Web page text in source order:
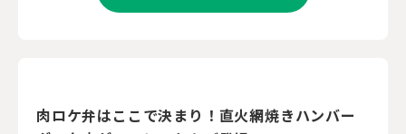
肉ロケ弁はここで決まり！直火網焼きハンバー